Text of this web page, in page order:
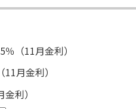
（11月金利）
月金利）
利）